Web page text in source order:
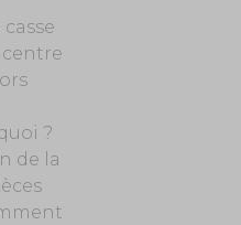
?
de la